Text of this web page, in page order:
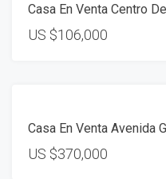
Casa En Venta Centro
US $106,000
Casa En Venta Avenida
US $370,000